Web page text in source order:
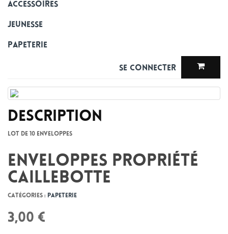
Accessoires
Jeunesse
Papeterie
Se connecter
Description
Lot de 10 enveloppes
Enveloppes Propriété
Caillebotte
Catégories : Papeterie
3,00 €